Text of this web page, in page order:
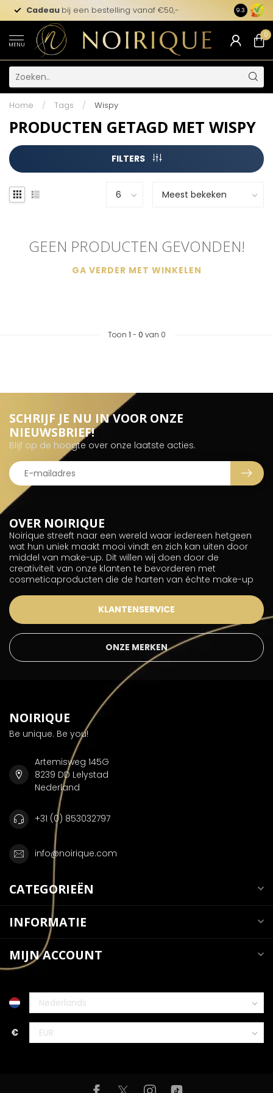
Cadeau bij een bestelling vanaf €50,- 9.3
MENU
0
Home / Tags / Wispy
PRODUCTEN GETAGD MET WISPY
FILTERS
GEEN PRODUCTEN GEVONDEN!
GA VERDER MET WINKELEN
Toon 1 - 0 van 0
OVER NOIRIQUE
Noirique streeft naar een wereld waar iedereen hetgeen
wat hun uniek maakt mooi vindt en zich kan uiten door
middel van make-up. Dit willen wij doen door de
creativiteit van onze klanten te bevorderen met
cosmeticaproducten die de harten van échte make-up
KLANTENSERVICE
ONZE MERKEN
SCHRIJF JE NU IN VOOR ONZE
NIEUWSBRIEF!
Blijf op de hoogte over onze laatste acties.
NOIRIQUE
Be unique. Be you!
Artemisweg 145G
8239 DD Lelystad
Nederland
+31 (0) 853032797
info@noirique.com
CATEGORIEËN
INFORMATIE
MIJN ACCOUNT
€